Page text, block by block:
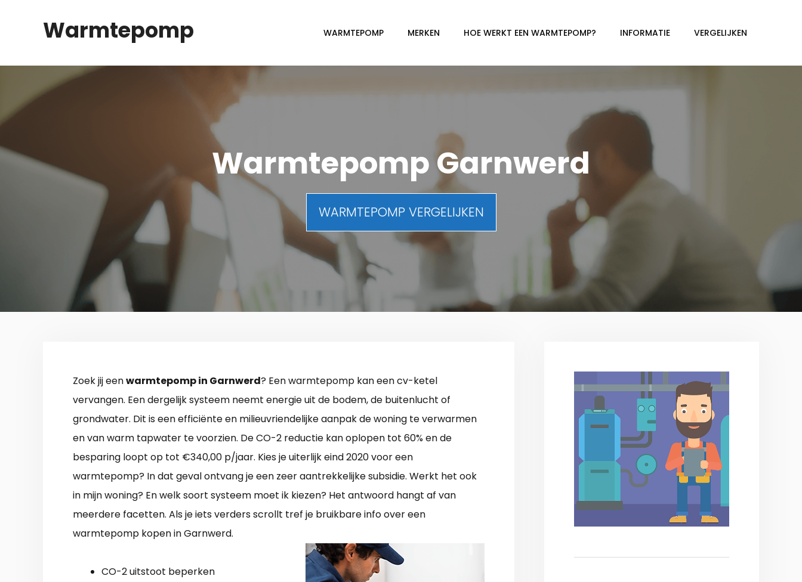
Warmtepomp WARMTEPOMP MERKEN HOE WERKT EEN WARMTEPOMP? INFORMATIE VERGELIJKEN
Warmtepomp Garnwerd
WARMTEPOMP VERGELIJKEN
Zoek jij eenwarmtepomp in Garnwerd? Een warmtepomp kan een cv-ketel
vervangen. Een dergelijk systeem neemt energie uit de bodem, de buitenlucht of
grondwater. Dit is een efficiënte en milieuvriendelijke aanpak de woning te verwarmen
en van warm tapwater te voorzien. De CO-2 reductie kan oplopen tot 60% en de
besparing loopt op tot €340,00 p/jaar. Kies je uiterlijk eind 2020 voor een
warmtepomp? In dat geval ontvang je een zeer aantrekkelijke subsidie. Werkt het ook
in mijn woning? En welk soort systeem moet ik kiezen? Het antwoord hangt af van
meerdere facetten. Als je iets verders scrollt tref je bruikbare info over een
warmtepomp kopen in Garnwerd.
CO-2 uitstoot beperken